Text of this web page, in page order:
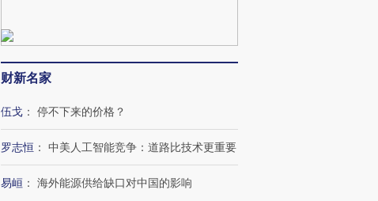
财新名家
伍戈 ： 停不下来的价格？
罗志恒 ： 中美人工智能竞争：道路比技术更重要
易峘 ： 海外能源供给缺口对中国的影响